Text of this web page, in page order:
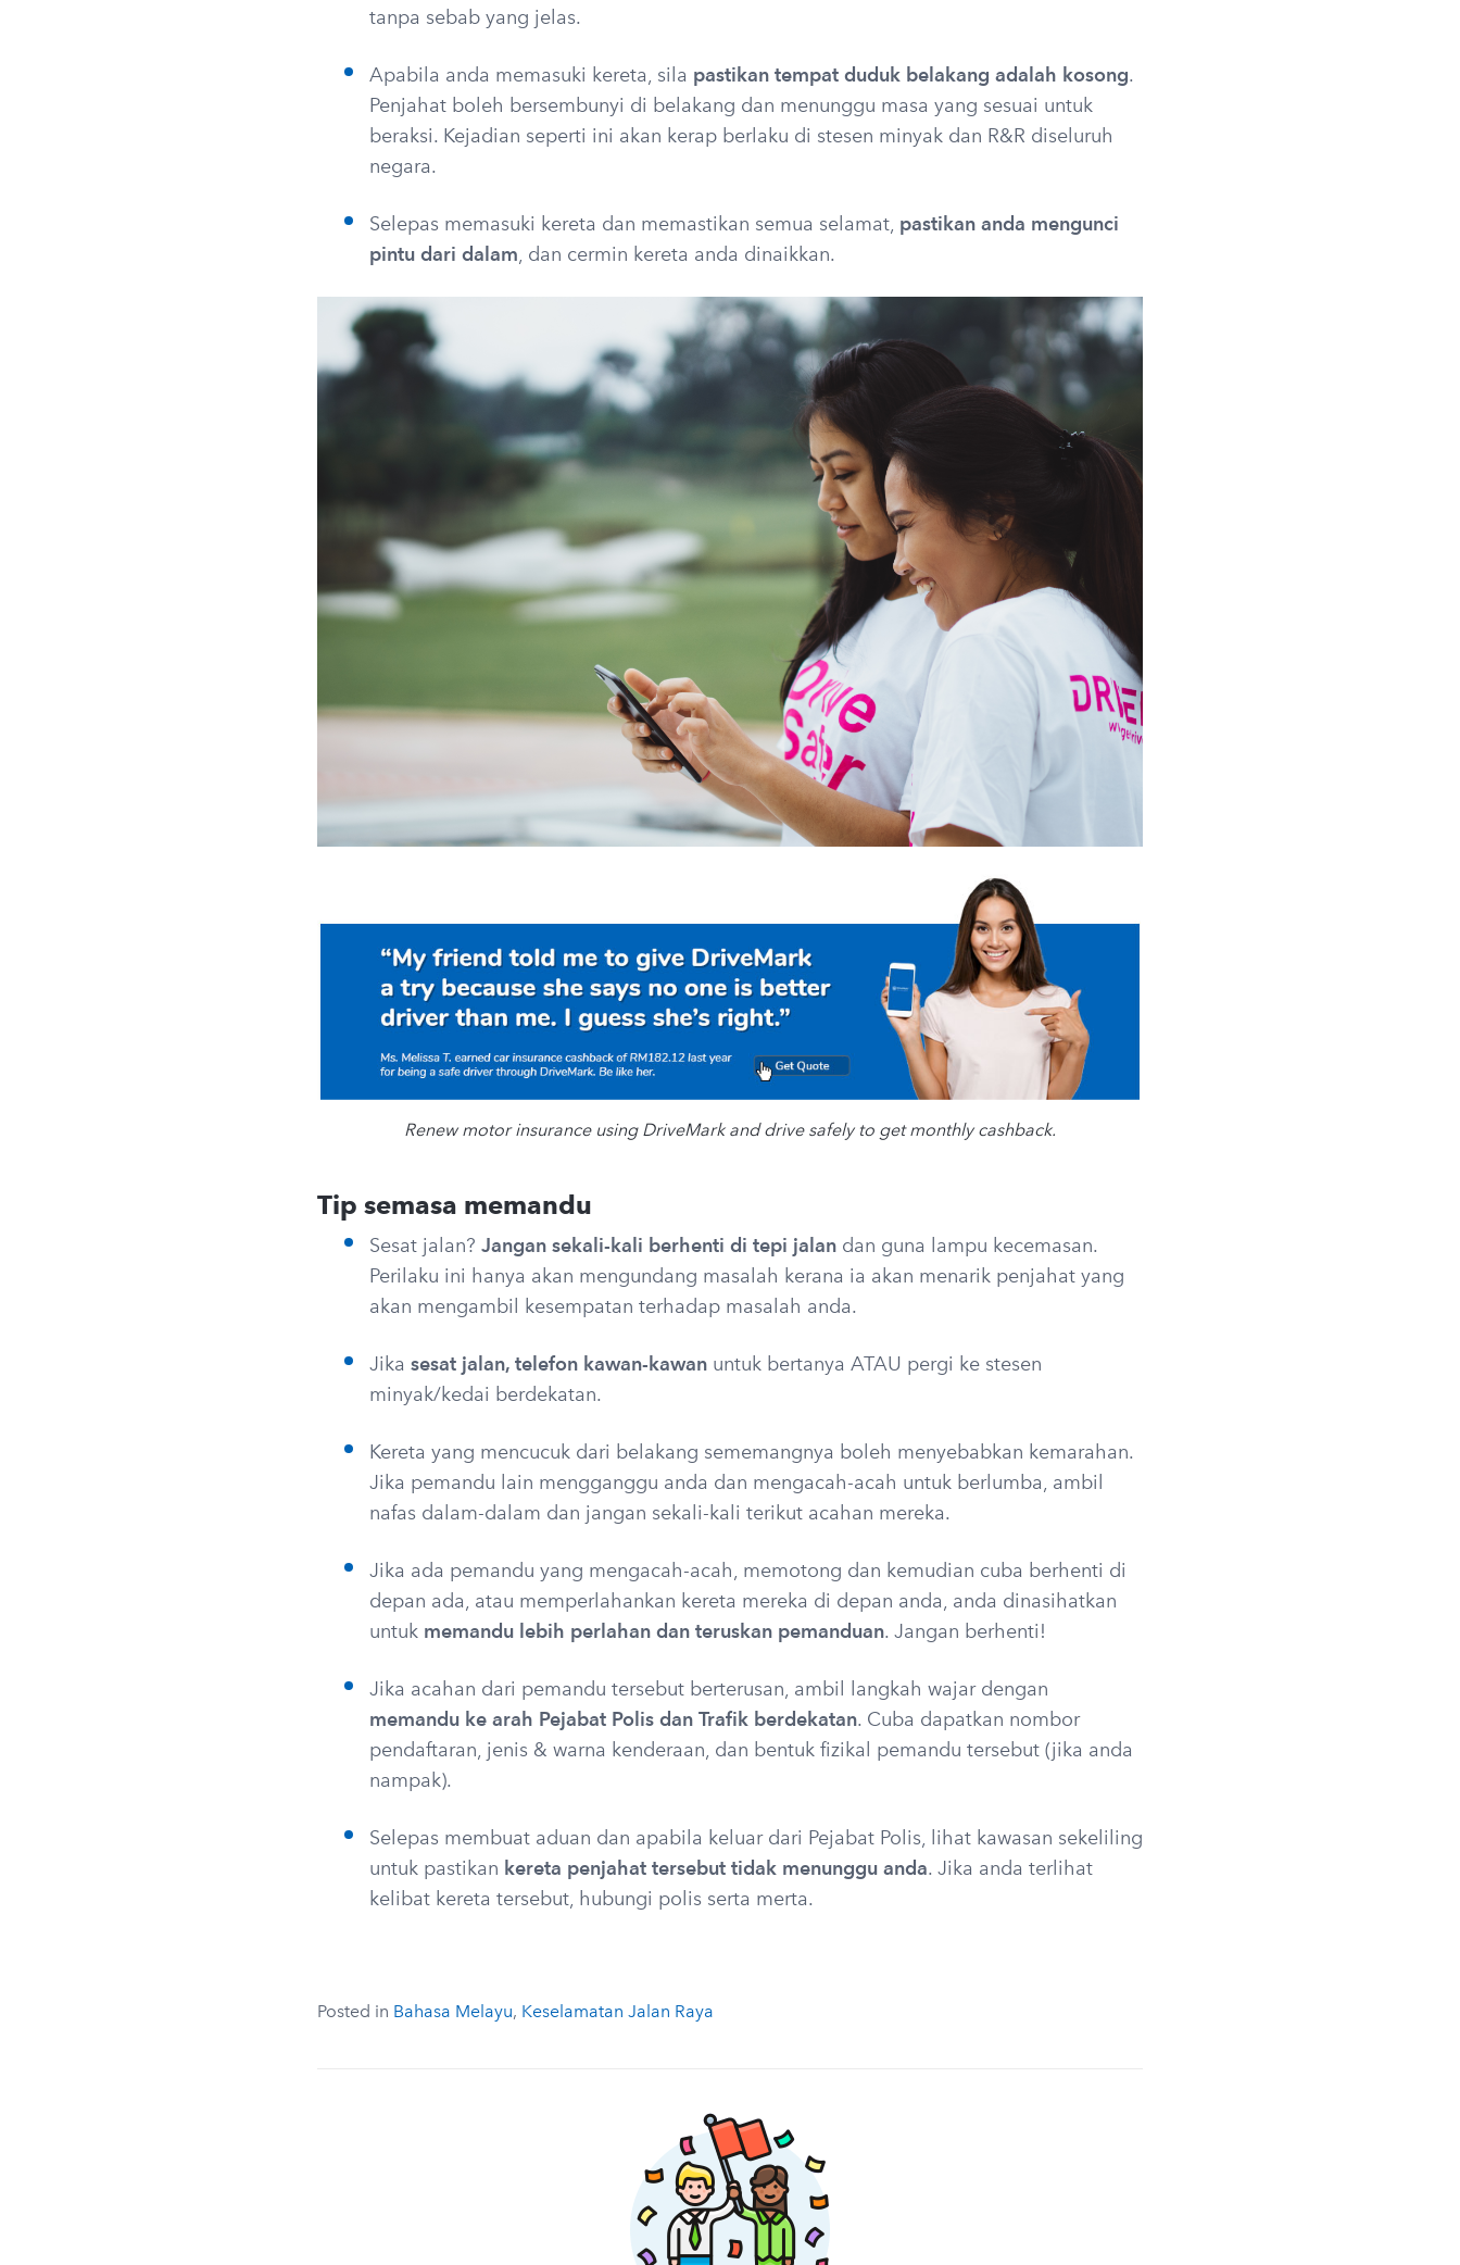
tanpa sebab yang jelas.
Apabila anda memasuki kereta, sila pastikan tempat duduk belakang adalah kosong.
Penjahat boleh bersembunyi di belakang dan menunggu masa yang sesuai untuk
beraksi. Kejadian seperti ini akan kerap berlaku di stesen minyak dan R&R diseluruh
negara.
Selepas memasuki kereta dan memastikan semua selamat, pastikan anda mengunci
pintu dari dalam, dan cermin kereta anda dinaikkan.
Renew motor insurance using DriveMark and drive safely to get monthly cashback.
Tip semasa memandu
Sesat jalan? Jangan sekali-kali berhenti di tepi jalan dan guna lampu kecemasan.
Perilaku ini hanya akan mengundang masalah kerana ia akan menarik penjahat yang
akan mengambil kesempatan terhadap masalah anda.
Jika sesat jalan, telefon kawan-kawan untuk bertanya ATAU pergi ke stesen
minyak/kedai berdekatan.
Kereta yang mencucuk dari belakang sememangnya boleh menyebabkan kemarahan.
Jika pemandu lain mengganggu anda dan mengacah-acah untuk berlumba, ambil
nafas dalam-dalam dan jangan sekali-kali terikut acahan mereka.
Jika ada pemandu yang mengacah-acah, memotong dan kemudian cuba berhenti di
depan ada, atau memperlahankan kereta mereka di depan anda, anda dinasihatkan
untuk memandu lebih perlahan dan teruskan pemanduan. Jangan berhenti!
Jika acahan dari pemandu tersebut berterusan, ambil langkah wajar dengan
memandu ke arah Pejabat Polis dan Trafik berdekatan. Cuba dapatkan nombor
pendaftaran, jenis & warna kenderaan, dan bentuk fizikal pemandu tersebut (jika anda
nampak).
Selepas membuat aduan dan apabila keluar dari Pejabat Polis, lihat kawasan sekeliling
untuk pastikan kereta penjahat tersebut tidak menunggu anda. Jika anda terlihat
kelibat kereta tersebut, hubungi polis serta merta.
Posted in Bahasa Melayu, Keselamatan Jalan Raya